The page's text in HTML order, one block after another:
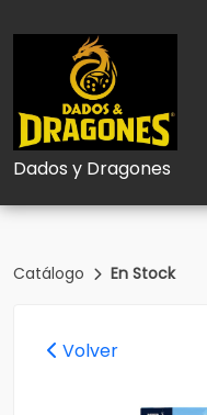
Dados y Dragones
Catálogo En Stock
Volver